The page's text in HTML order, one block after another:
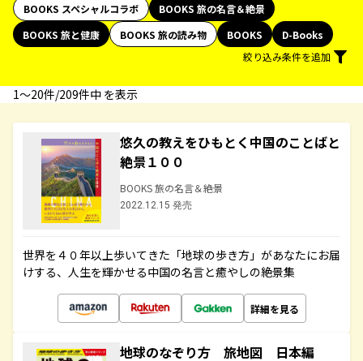
BOOKS スペシャルコラボ
BOOKS 旅の名言＆絶景
BOOKS 旅と健康
BOOKS 旅の読み物 BOOKS
D-Books
絞り込み条件を追加
1〜20件/209件中 を表示
悠久の教えをひもとく中国のことばと
絶景１００
BOOKS 旅の名言＆絶景
2022.12.15 発売
世界を４０年以上歩いてきた「地球の歩き方」があなたにお届
けする、人生を輝かせる中国の名言と癒やしの絶景集
詳細を見る
地球のなぞり方 旅地図 日本編